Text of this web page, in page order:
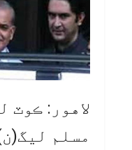
لاهور: ڪوٽ
مسلم